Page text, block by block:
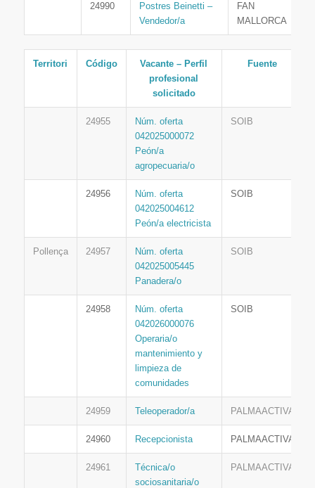
24990
Postres Beinetti –
Vendedor/a
FAN
MALLORCA
Territori Código
Vacante – Perfil
profesional
solicitado
Fuente
24955
Núm. oferta
042025000072
Peón/a
agropecuaria/o
SOIB
24956
Núm. oferta
042025004612
Peón/a electricista
SOIB
Pollença 24957
Núm. oferta
042025005445
Panadera/o
SOIB
24958
Núm. oferta
042026000076
Operaria/o
mantenimiento y
limpieza de
comunidades
SOIB
24959 Teleoperador/a PALMAACTIVA
24960 Recepcionista PALMAACTIVA
24961
Técnica/o
sociosanitaria/o
PALMAACTIVA